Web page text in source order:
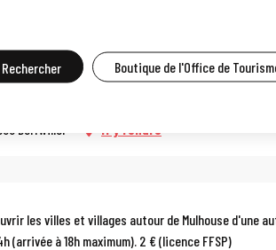
Boutique de l'Office de
Recherche
de Berrwiller
Berrwiller M'y rendre
les villes et villages autour de Mulhouse d'une
(arrivée à 18h maximum). 2 € (licence FFSP)